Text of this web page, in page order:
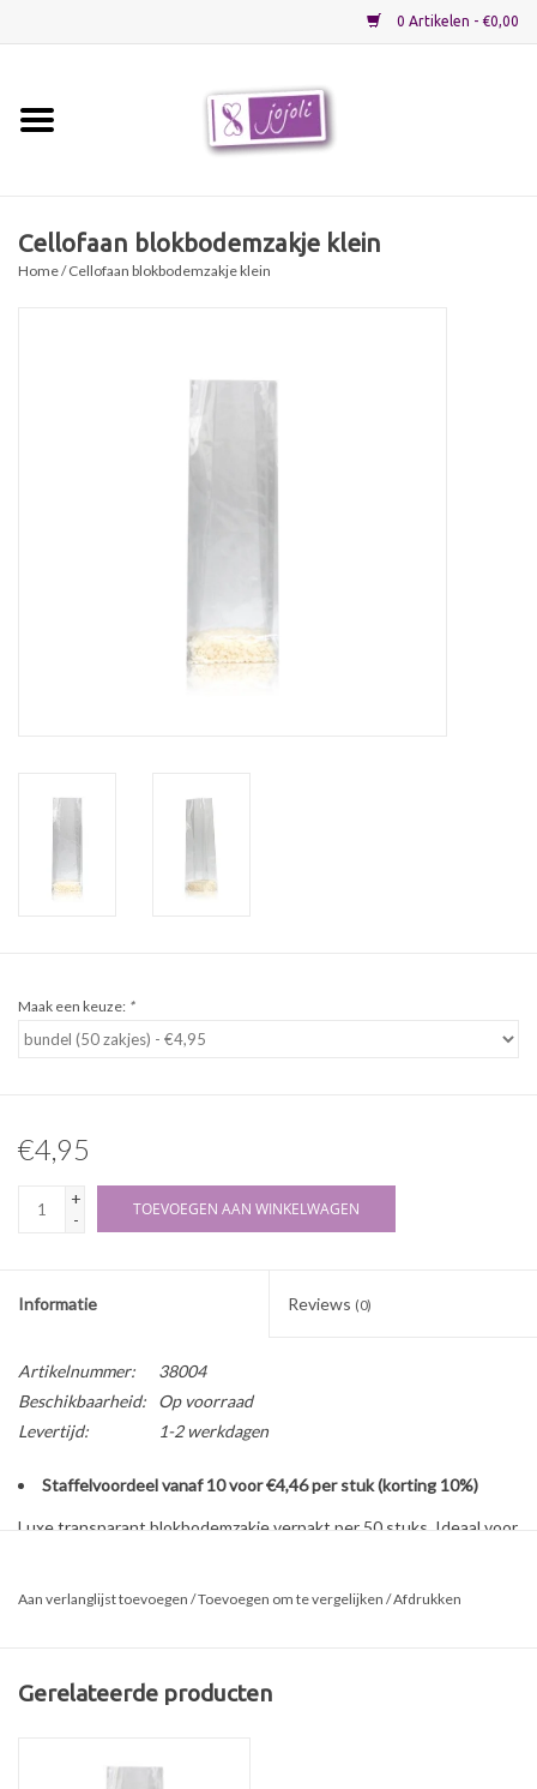
0 Artikelen - €0,00
Cellofaan blokbodemzakje klein
Home/ Cellofaan blokbodemzakje klein
Maak een keuze: *
€4,95
+
-
TOEVOEGEN AAN WINKELWAGEN
Informatie Reviews (0)
Artikelnummer:
38004
Beschikbaarheid:
Op voorraad
Levertijd:
1-2 werkdagen
Staffelvoordeel vanaf 10 voor €4,46 per stuk (korting 10%)
Luxe transparant blokbodemzakje verpakt per 50 stuks. Ideaal voor
Aan verlanglijst toevoegen /Toevoegen om te vergelijken /Afdrukken
Gerelateerde producten